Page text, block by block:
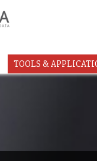
TOOLS &